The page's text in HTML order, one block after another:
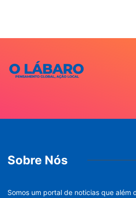
Sobre Nós
Somos um portal de noticias que além